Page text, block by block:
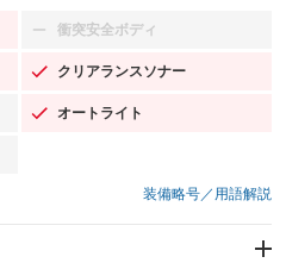
衝突安全ボディ
：装備なし
クリアランスソナー
：装備あり
オートライト
：装備あり
装備略号／用語解説